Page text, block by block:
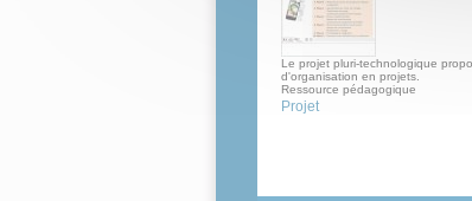
Le projet pluri-technologique
d'organisation en projets.
Ressource pédagogique
Projet